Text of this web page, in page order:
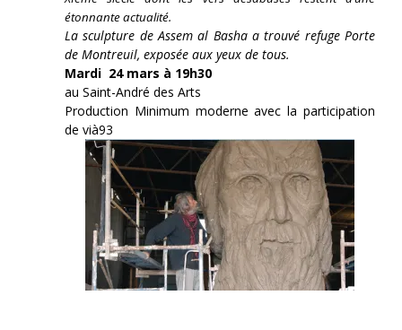
étonnante actualité.
La sculpture de Assem al Basha a trouvé refuge Porte
de Montreuil, exposée aux yeux de tous.
Mardi 24 mars à 19h30
au Saint-André des Arts
Production Minimum moderne avec la participation
de vià93